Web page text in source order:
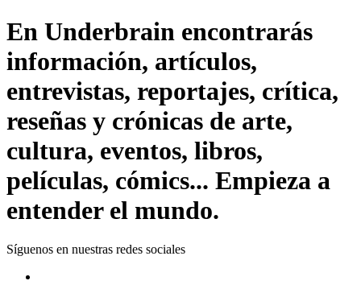
En Underbrain encontrarás
información, artículos,
entrevistas, reportajes, crítica,
reseñas y crónicas de arte,
cultura, eventos, libros,
películas, cómics... Empieza a
entender el mundo.
Síguenos en nuestras redes sociales